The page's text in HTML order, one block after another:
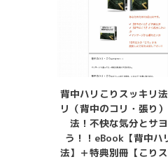
背中ハリこりスッキリ
リ（背中のコリ・張り
法！不快な気分とサ
う！！eBook【背中ハ
法】＋特典別冊【こり